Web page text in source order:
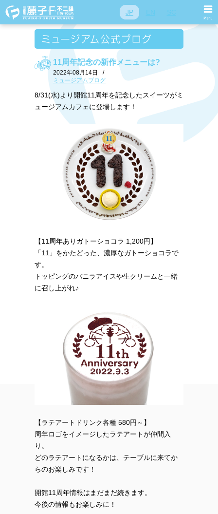
JP
11周年記念の新作メニューは?
2022年08月14日
/
ミュージアムブログ
8/31(水)より開館11周年を記念したスイーツがミ
ュージアムカフェに登場します！
【11周年ありガトーショコラ 1,200円】
「11」をかたどった、濃厚なガトーショコラで
す。
トッピングのバニラアイスや生クリームと一緒
に召し上がれ♪
【ラテアートドリンク各種 580円～】
周年ロゴをイメージしたラテアートが仲間入
り。
どのラテアートになるかは、テーブルに来てか
らのお楽しみです！
開館11周年情報はまだまだ続きます。
今後の情報もお楽しみに！